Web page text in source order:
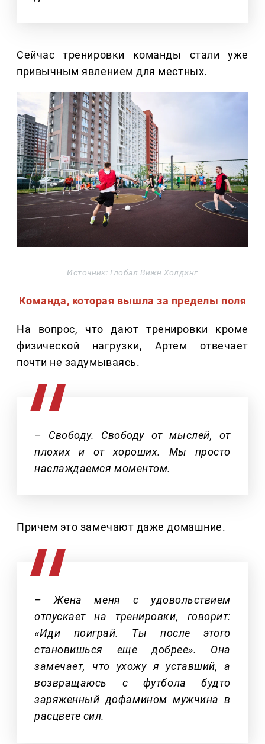
Сейчас тренировки команды стали уже
привычным явлением для местных.
Источник: Глобал Вижн Холдинг
Команда, которая вышла за пределы поля
На вопрос, что дают тренировки кроме
физической нагрузки, Артем отвечает
почти не задумываясь.
– Свободу. Свободу от мыслей, от
плохих и от хороших. Мы просто
наслаждаемся моментом.
Причем это замечают даже домашние.
– Жена меня с удовольствием
отпускает на тренировки, говорит:
«Иди поиграй. Ты после этого
становишься еще добрее». Она
замечает, что ухожу я уставший, а
возвращаюсь с футбола будто
заряженный дофамином мужчина в
расцвете сил.